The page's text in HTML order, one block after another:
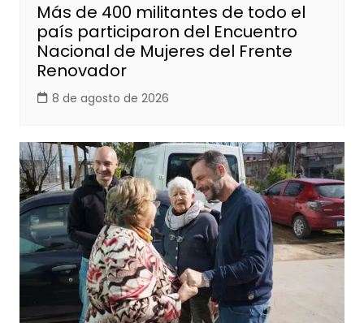
Más de 400 militantes de todo el
país participaron del Encuentro
Nacional de Mujeres del Frente
Renovador
8 de agosto de 2026